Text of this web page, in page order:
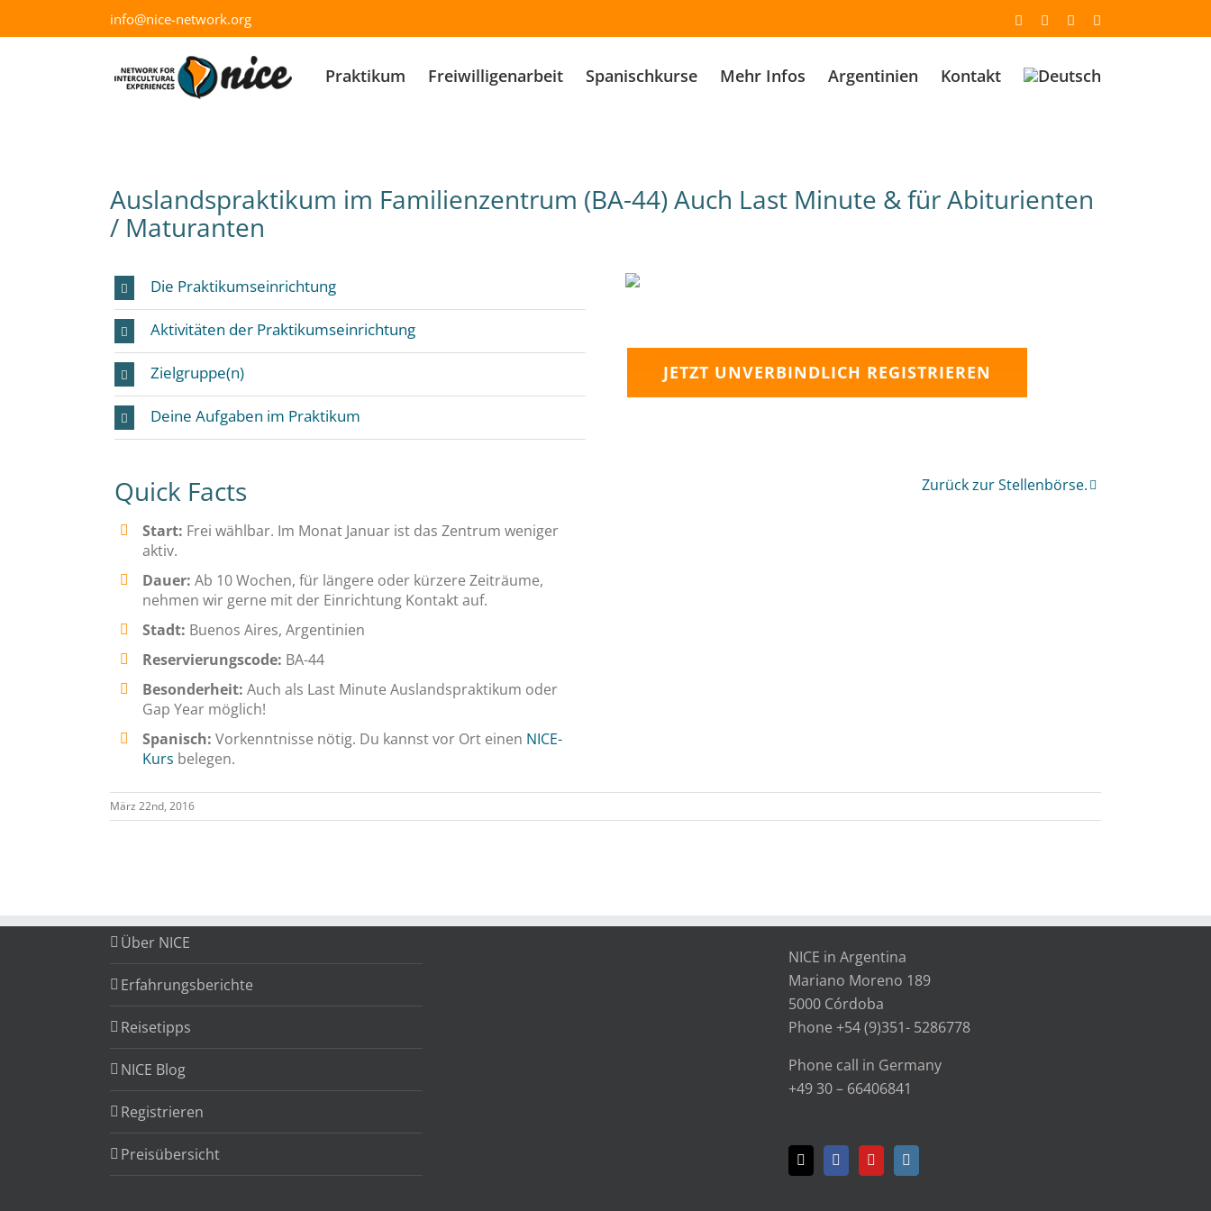
to
info@nice-network.org Email FacebookYouTube
Praktikum Freiwilligenarbeit Spanischkurse Mehr Infos Argentinien Kontakt
Auslandspraktikum im Familienzentrum (BA-44) Auch Last Minute & für Abiturienten
/ Maturanten
Die Praktikumseinrichtung
Aktivitäten der Praktikumseinrichtung
Zielgruppe(n)
Deine Aufgaben im Praktikum
Quick Facts
Start: Frei wählbar. Im Monat Januar ist das Zentrum weniger
aktiv.
Dauer: Ab 10 Wochen, für längere oder kürzere Zeiträume,
nehmen wir gerne mit der Einrichtung Kontakt auf.
Stadt: Buenos Aires, Argentinien
Reservierungscode: BA-44
Besonderheit: Auch als Last Minute Auslandspraktikum oder
Gap Year möglich!
Spanisch: Vorkenntnisse nötig. Du kannst vor Ort einen NICE-
Kurs belegen.
JETZT UNVERBINDLICH REGISTRIEREN
Zurück zur Stellenbörse.
März 22nd, 2016
Über NICE
Erfahrungsberichte
Reisetipps
NICE Blog
Registrieren
Preisübersicht
NICE in Argentina
Mariano Moreno 189
5000 Córdoba
Phone +54 (9)351- 5286778
Phone call in Germany
+49 30 – 66406841